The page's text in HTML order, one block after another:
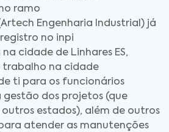
ramo
Engenharia Industrial) já
no inpi
cidade de Linhares ES,
trabalho na cidade
ti para os funcionários
dos projetos (que
estados), além de outros
atender as manutenções